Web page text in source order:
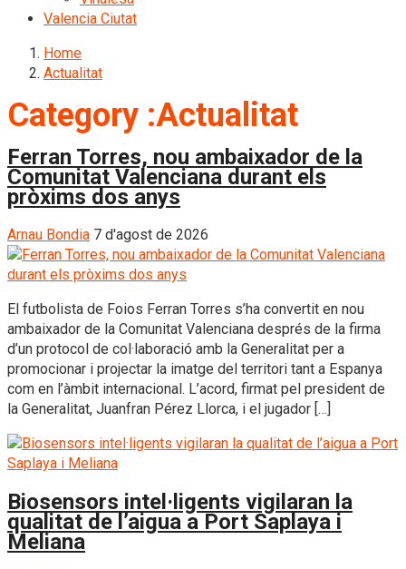
Valencia Ciutat
Home
Actualitat
Category :Actualitat
Ferran Torres, nou ambaixador de la
Comunitat Valenciana durant els
pròxims dos anys
Arnau Bondia 7 d'agost de 2026
El futbolista de Foios Ferran Torres s’ha convertit en nou
ambaixador de la Comunitat Valenciana després de la firma
d’un protocol de col·laboració amb la Generalitat per a
promocionar i projectar la imatge del territori tant a Espanya
com en l’àmbit internacional. L’acord, firmat pel president de
la Generalitat, Juanfran Pérez Llorca, i el jugador […]
Biosensors intel·ligents vigilaran la
qualitat de l’aigua a Port Saplaya i
Meliana